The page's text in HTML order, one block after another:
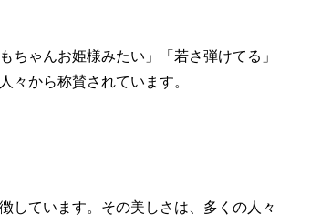
ちゃんお姫様みたい」「若さ弾けてる」
々から称賛されています。
しています。その美しさは、多くの人々